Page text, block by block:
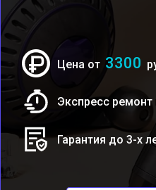
Цена от 3300
Экспресс
Гарантия до 3-х